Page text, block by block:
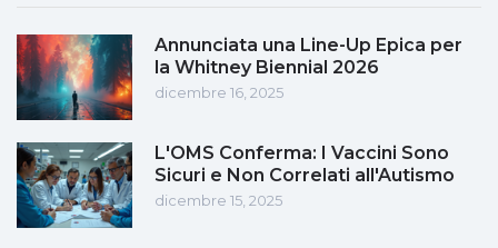
Annunciata una Line-Up Epica per
la Whitney Biennial 2026
dicembre 16, 2025
L'OMS Conferma: I Vaccini Sono
Sicuri e Non Correlati all'Autismo
dicembre 15, 2025